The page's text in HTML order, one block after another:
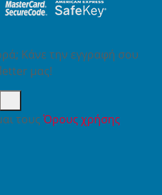
Κάνε την εγγραφή σου
μας!
τουςΌρους χρήσης